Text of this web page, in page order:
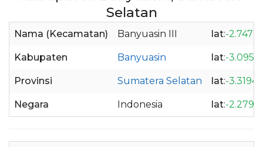
Selatan
Nama (Kecamatan) Banyuasin III lat:-
Kabupaten Banyuasin lat:-
Provinsi Sumatera Selatan lat:-
Negara Indonesia lat:-